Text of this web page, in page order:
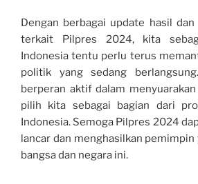
Dengan berbagai update hasil
terkait Pilpres 2024, kita
Indonesia tentu perlu terus
politik yang sedang
berperan aktif dalam
pilih kita sebagai bagian dari
Indonesia. Semoga Pilpres 2024
lancar dan menghasilkan
bangsa dan negara ini.